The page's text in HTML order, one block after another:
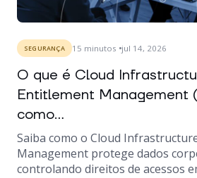
SEGURANÇA 15 minutos jul 14, 2026
O que é Cloud
Entitlement Management
como...
Saiba como o Cloud
Management protege dados
controlando direitos de acessos